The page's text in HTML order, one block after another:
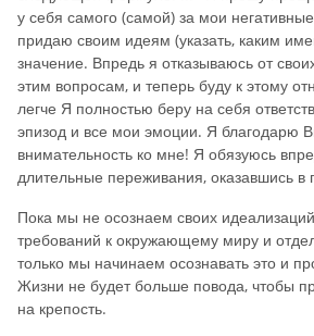
у себя самого (самой) за мои
придаю своим идеям (указать, каким
значение. Впредь я отказываюсь от
этим вопросам, и теперь буду к этому
легче Я полностью беру на себя
эпизод и все мои эмоции. Я благодарю
внимательность ко мне! Я обязуюсь
длительные переживания, оказавшись в
Пока мы не осознаем своих
требований к окружающему миру и
только мы начинаем осознавать это и
Жизни не будет больше повода, чтобы
на крепость.